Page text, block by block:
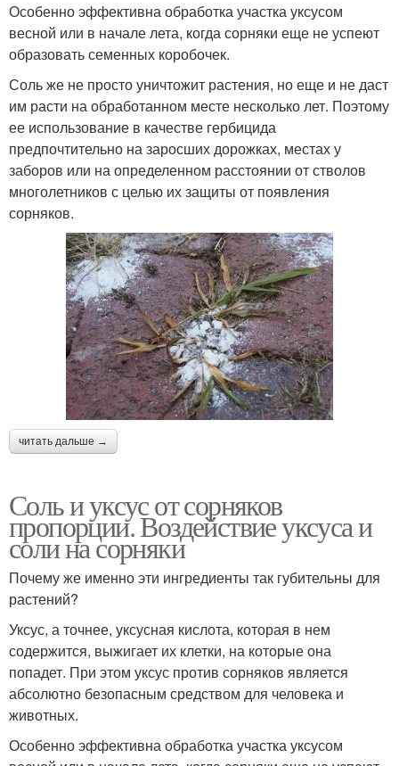
Особенно эффективна обработка участка уксусом
весной или в начале лета, когда сорняки еще не успеют
образовать семенных коробочек.
Соль же не просто уничтожит растения, но еще и не даст
им расти на обработанном месте несколько лет. Поэтому
ее использование в качестве гербицида
предпочтительно на заросших дорожках, местах у
заборов или на определенном расстоянии от стволов
многолетников с целью их защиты от появления
сорняков.
читать дальше →
Соль и уксус от сорняков
пропорции. Воздействие уксуса и
соли на сорняки
Почему же именно эти ингредиенты так губительны для
растений?
Уксус, а точнее, уксусная кислота, которая в нем
содержится, выжигает их клетки, на которые она
попадет. При этом уксус против сорняков является
абсолютно безопасным средством для человека и
животных.
Особенно эффективна обработка участка уксусом